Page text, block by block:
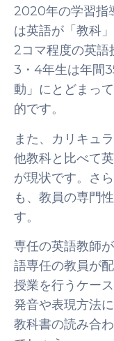
2020年の学習指
は英語が「教科
2コマ程度の英語
3・4年生は年間
動」にとどまっ
的です。
また、カリキュ
他教科と比べて
が現状です。さ
も、教員の専門
す。
専任の英語教師
語専任の教員が
授業を行うケー
発音や表現方法
教科書の読み合